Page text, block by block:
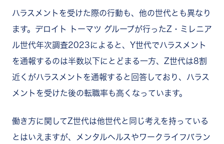
ハラスメントを受けた際の行動も、他の世代とも異なり
ます。デロイト トーマツ グループが行ったZ・ミレニア
ル世代年次調査2023によると、Y世代でハラスメント
を通報するのは半数以下にとどまる一方、Z世代は8割
近くがハラスメントを通報すると回答しており、ハラス
メントを受けた後の転職率も高くなっています。
働き方に関してZ世代は他世代と同じ考えを持っている
とはいえますが、メンタルヘルスやワークライフバラン